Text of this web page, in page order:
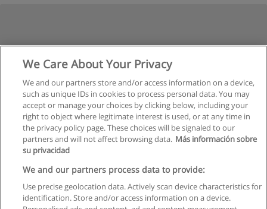
Regulamin
We Care About Your Privacy
We and our partners store and/or access information on a device,
such as unique IDs in cookies to process personal data. You may
accept or manage your choices by clicking below, including your
right to object where legitimate interest is used, or at any time in
the privacy policy page. These choices will be signaled to our
partners and will not affect browsing data. Más información sobre
su privacidad
We and our partners process data to provide:
Use precise geolocation data. Actively scan device characteristics for
identification. Store and/or access information on a device.